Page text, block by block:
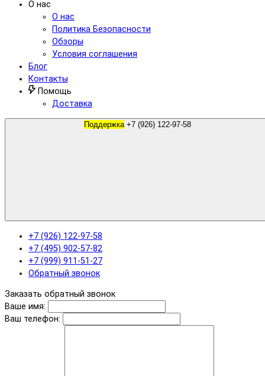
О нас
О нас
Политика Безопасности
Обзоры
Условия соглашения
Блог
Контакты
Помощь
Доставка
Поддержка +7 (926) 122-97-58
+7 (926) 122-97-58
+7 (495) 902-57-82
+7 (999) 911-51-27
Обратный звонок
Заказать обратный звонок
Ваше имя:
Ваш телефон: